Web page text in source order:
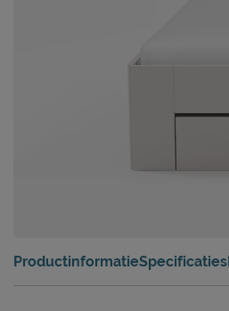
ProductinformatieSpecificaties